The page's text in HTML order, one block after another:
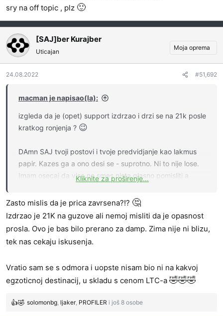
sry na off topic , plz 🙂
[SAJ]ber Kurajber
Uticajan
Moja oprema
24.08.2022 #51,692
macman je napisao(la):
izgleda da je (opet) support izdrzao i drzi se na 21k posle
kratkog ronjenja ? 😉
DAmn SAJ tvoji postovi i tvoje predvidjanje kao lakmus
papir. Kazes ga a ono desi se - suprotno. Ni to nije lose.
Imam osecaj da vise ne smes nista glasno pomisliti a
bajdvej da li si se vratio sa odmora ?
aj na pp gde si bi ako nije problem
Kliknite za proširenje...
Zasto mislis da je prica zavrsena?!? 🤔
Izdrzao je 21K na guzove ali nemoj misliti da je opasnost
prosla. Ovo je bas bilo prerano za damp. Zima nije ni blizu,
tek nas cekaju iskusenja.
Vratio sam se s odmora i uopste nisam bio ni na kakvoj
egzoticnoj destinacij, u skladu s cenom LTC-a 🤣🤣🤣
R
solomonbg ljaker, PROFILER i još 8 osobe